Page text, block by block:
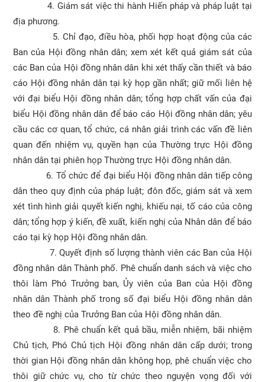
4. Giám sát việc thi hành Hiến pháp và pháp luật tại
địa phương.
5. Chỉ đạo, điều hòa, phối hợp hoạt động của các
Ban của Hội đồng nhân dân; xem xét kết quả giám sát của
các Ban của Hội đồng nhân dân khi xét thấy cần thiết và báo
cáo Hội đồng nhân dân tại kỳ họp gần nhất; giữ mối liên hệ
với đại biểu Hội đồng nhân dân; tổng hợp chất vấn của đại
biểu Hội đồng nhân dân để báo cáo Hội đồng nhân dân; yêu
cầu các cơ quan, tổ chức, cá nhân giải trình các vấn đề liên
quan đến nhiệm vụ, quyền hạn của Thường trực Hội đồng
nhân dân tại phiên họp Thường trực Hội đồng nhân dân.
6. Tổ chức để đại biểu Hội đồng nhân dân tiếp công
dân theo quy định của pháp luật; đôn đốc, giám sát và xem
xét tình hình giải quyết kiến nghị, khiếu nại, tố cáo của công
dân; tổng hợp ý kiến, đề xuất, kiến nghị của Nhân dân để báo
cáo tại kỳ họp Hội đồng nhân dân.
7. Quyết định số lượng thành viên các Ban của Hội
đồng nhân dân Thành phố. Phê chuẩn danh sách và việc cho
thôi làm Phó Trưởng ban, Ủy viên của Ban của Hội đồng
nhân dân Thành phố trong số đại biểu Hội đồng nhân dân
theo đề nghị của Trưởng Ban của Hội đồng nhân dân.
8. Phê chuẩn kết quả bầu, miễn nhiệm, bãi nhiệm
Chủ tịch, Phó Chủ tịch Hội đồng nhân dân cấp dưới; trong
thời gian Hội đồng nhân dân không họp, phê chuẩn việc cho
thôi giữ chức vụ, cho từ chức theo nguyện vọng đối với